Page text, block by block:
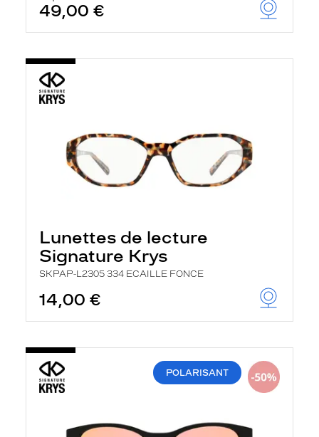
49,00 €
Lunettes de lecture
Signature Krys
SKPAP-L2305 334 ECAILLE FONCE
14,00 €
POLARISANT